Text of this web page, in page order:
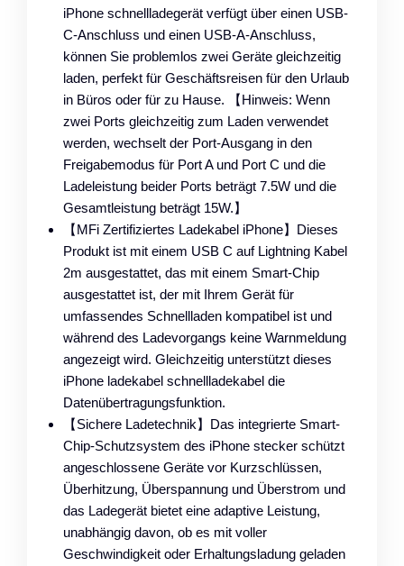
iPhone schnellladegerät verfügt über einen USB-
C-Anschluss und einen USB-A-Anschluss,
können Sie problemlos zwei Geräte gleichzeitig
laden, perfekt für Geschäftsreisen für den Urlaub
in Büros oder für zu Hause. 【Hinweis: Wenn
zwei Ports gleichzeitig zum Laden verwendet
werden, wechselt der Port-Ausgang in den
Freigabemodus für Port A und Port C und die
Ladeleistung beider Ports beträgt 7.5W und die
Gesamtleistung beträgt 15W.】
【MFi Zertifiziertes Ladekabel iPhone】Dieses
Produkt ist mit einem USB C auf Lightning Kabel
2m ausgestattet, das mit einem Smart-Chip
ausgestattet ist, der mit Ihrem Gerät für
umfassendes Schnellladen kompatibel ist und
während des Ladevorgangs keine Warnmeldung
angezeigt wird. Gleichzeitig unterstützt dieses
iPhone ladekabel schnellladekabel die
Datenübertragungsfunktion.
【Sichere Ladetechnik】Das integrierte Smart-
Chip-Schutzsystem des iPhone stecker schützt
angeschlossene Geräte vor Kurzschlüssen,
Überhitzung, Überspannung und Überstrom und
das Ladegerät bietet eine adaptive Leistung,
unabhängig davon, ob es mit voller
Geschwindigkeit oder Erhaltungsladung geladen